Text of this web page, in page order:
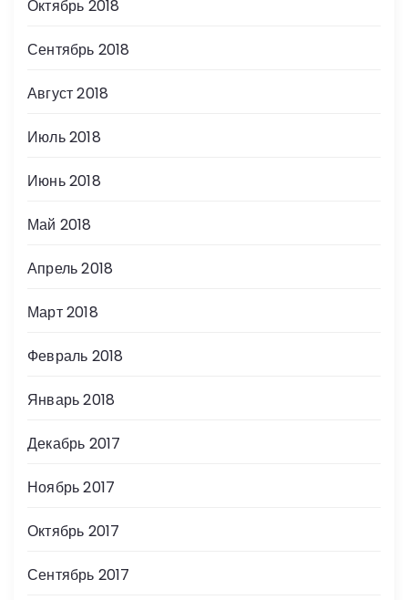
Октябрь 2018
Сентябрь 2018
Август 2018
Июль 2018
Июнь 2018
Май 2018
Апрель 2018
Март 2018
Февраль 2018
Январь 2018
Декабрь 2017
Ноябрь 2017
Октябрь 2017
Сентябрь 2017